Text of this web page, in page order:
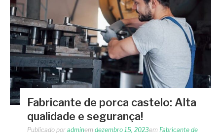
Fabricante de porca castelo: Alta
qualidade e segurança!
Publicado por adminem dezembro 15, 2023em Fabricante de